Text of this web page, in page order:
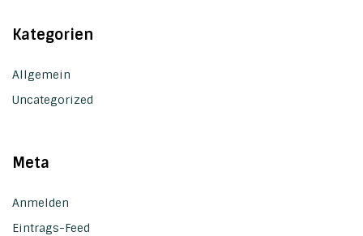
Kategorien
Allgemein
Uncategorized
Meta
Anmelden
Eintrags-Feed